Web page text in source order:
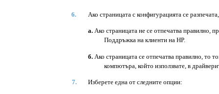
6. Ако страницата с конфигурацията се
а. Ако страницата не се отпечатва правилно,
Поддръжка на клиенти на HP.
б. Ако страницата се отпечатва правилно, то
компютъра, който използвате, в
7. Изберете една от следните опции: